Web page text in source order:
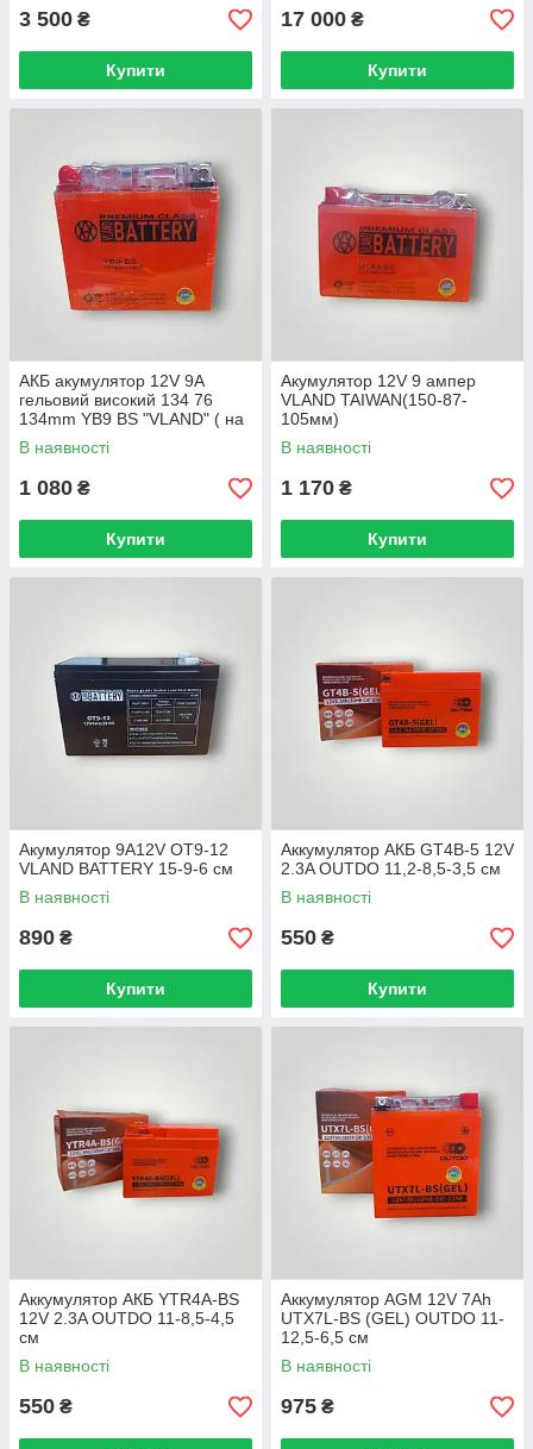
3 500 ₴
Купити
17 000 ₴
Купити
АКБ акумулятор 12V 9A
гельовий високий 134 76
134mm YB9 BS "VLAND" ( на
мото СССР, 2025)
В наявності
1 080 ₴
Купити
Акумулятор 12V 9 ампер
VLAND TAIWAN(150-87-
105мм)
В наявності
1 170 ₴
Купити
Акумулятор 9A12V OT9-12
VLAND BATTERY 15-9-6 cм
В наявності
890 ₴
Купити
Аккумулятор АКБ GT4B-5 12V
2.3A OUTDO 11,2-8,5-3,5 см
В наявності
550 ₴
Купити
Аккумулятор АКБ YTR4A-BS
12V 2.3A OUTDO 11-8,5-4,5
см
В наявності
550 ₴
Аккумулятор AGM 12V 7Ah
UTX7L-BS (GEL) OUTDO 11-
12,5-6,5 см
В наявності
975 ₴